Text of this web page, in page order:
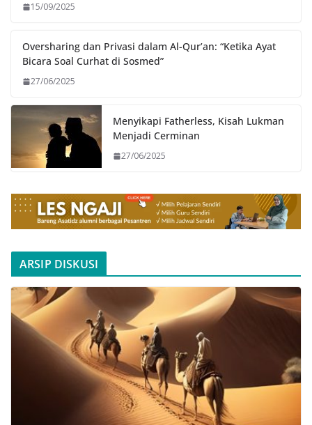
15/09/2025
Oversharing dan Privasi dalam Al-Qur’an: “Ketika Ayat
Bicara Soal Curhat di Sosmed”
27/06/2025
Menyikapi Fatherless, Kisah Lukman
Menjadi Cerminan
27/06/2025
ARSIP DISKUSI